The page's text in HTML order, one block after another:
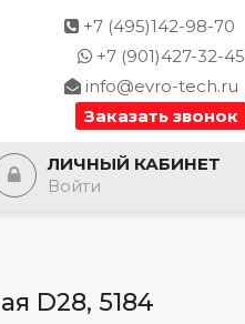
+7 (495)142-98-70
+7 (901)427-32-45
info@evro-tech.ru
Заказать звонок
ЛИЧНЫЙ КАБИНЕТ
Войти
D28, 5184